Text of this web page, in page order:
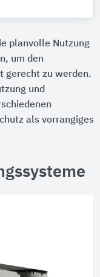
planvolle Nutzung
um den
gerecht zu werden.
und
als vorrangiges